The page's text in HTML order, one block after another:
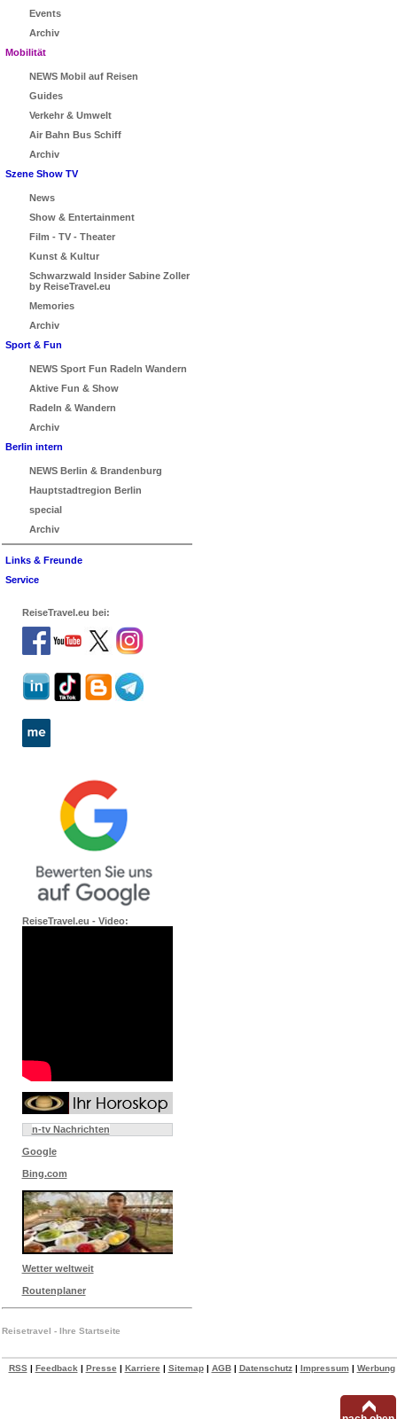
Events
Archiv
Mobilität
NEWS Mobil auf Reisen
Guides
Verkehr & Umwelt
Air Bahn Bus Schiff
Archiv
Szene Show TV
News
Show & Entertainment
Film - TV - Theater
Kunst & Kultur
Schwarzwald Insider Sabine Zoller
by ReiseTravel.eu
Memories
Archiv
Sport & Fun
NEWS Sport Fun Radeln Wandern
Aktive Fun & Show
Radeln & Wandern
Archiv
Berlin intern
NEWS Berlin & Brandenburg
Hauptstadtregion Berlin
special
Archiv
Links & Freunde
Service
ReiseTravel.eu bei:
ReiseTravel.eu - Video:
n-tv Nachrichten
Google
Bing.com
Wetter weltweit
Routenplaner
Reisetravel - Ihre Startseite
RSS| Feedback | Presse | Karriere | Sitemap| AGB| Datenschutz| Impressum| Werbung